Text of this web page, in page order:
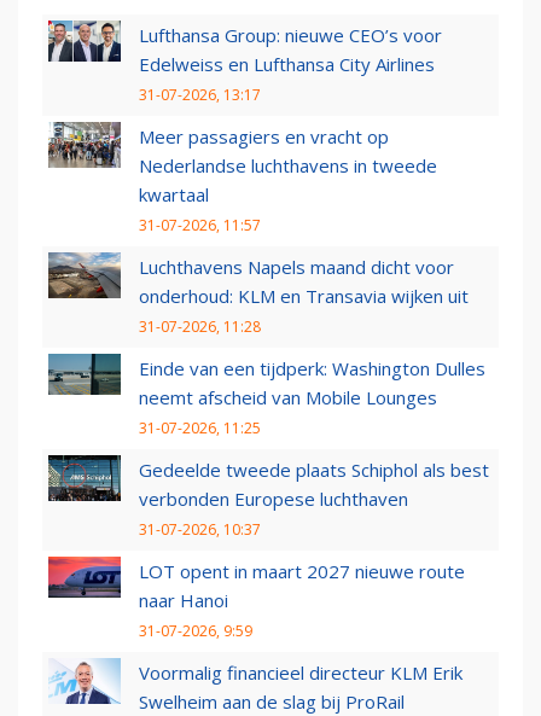
Lufthansa Group: nieuwe CEO’s voor
Edelweiss en Lufthansa City Airlines
31-07-2026, 13:17
Meer passagiers en vracht op
Nederlandse luchthavens in tweede
kwartaal
31-07-2026, 11:57
Luchthavens Napels maand dicht voor
onderhoud: KLM en Transavia wijken uit
31-07-2026, 11:28
Einde van een tijdperk: Washington Dulles
neemt afscheid van Mobile Lounges
31-07-2026, 11:25
Gedeelde tweede plaats Schiphol als best
verbonden Europese luchthaven
31-07-2026, 10:37
LOT opent in maart 2027 nieuwe route
naar Hanoi
31-07-2026, 9:59
Voormalig financieel directeur KLM Erik
Swelheim aan de slag bij ProRail